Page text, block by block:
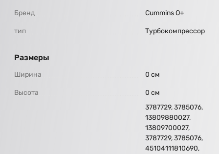
Бренд Cummins O+
тип Турбокомпрессор
Размеры
Ширина 0 см
Высота 0 см
3787729, 3785076,
13809880027,
13809700027,
3787729, 3785076,
45104111810690,